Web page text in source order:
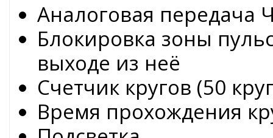
Аналоговая передача
Блокировка зоны
выходе из неё
Счетчик кругов (50
Время прохождения